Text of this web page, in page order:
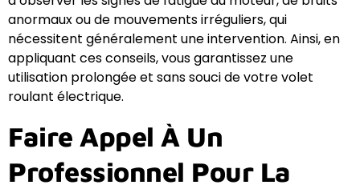
anormaux ou de mouvements irréguliers, qui
nécessitent généralement une intervention. Ainsi, en
appliquant ces conseils, vous garantissez une
utilisation prolongée et sans souci de votre volet
roulant électrique.
Faire Appel À Un
Professionnel Pour La